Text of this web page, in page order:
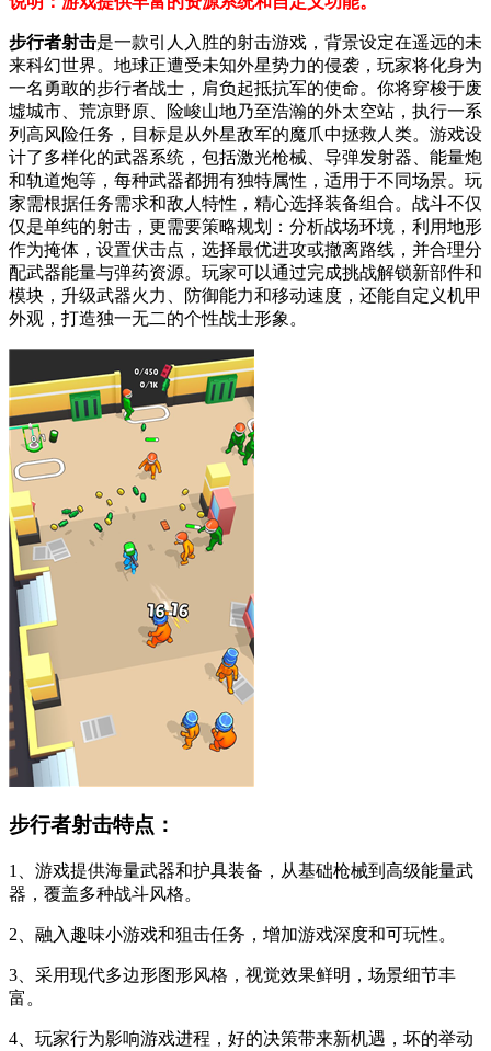
步行者射击是一款引人入胜的射击游戏，背景设定在遥远的未
来科幻世界。地球正遭受未知外星势力的侵袭，玩家将化身为
一名勇敢的步行者战士，肩负起抵抗军的使命。你将穿梭于废
墟城市、荒凉野原、险峻山地乃至浩瀚的外太空站，执行一系
列高风险任务，目标是从外星敌军的魔爪中拯救人类。游戏设
计了多样化的武器系统，包括激光枪械、导弹发射器、能量炮
和轨道炮等，每种武器都拥有独特属性，适用于不同场景。玩
家需根据任务需求和敌人特性，精心选择装备组合。战斗不仅
仅是单纯的射击，更需要策略规划：分析战场环境，利用地形
作为掩体，设置伏击点，选择最优进攻或撤离路线，并合理分
配武器能量与弹药资源。玩家可以通过完成挑战解锁新部件和
模块，升级武器火力、防御能力和移动速度，还能自定义机甲
外观，打造独一无二的个性战士形象。
步行者射击特点：
1、游戏提供海量武器和护具装备，从基础枪械到高级能量武
器，覆盖多种战斗风格。
2、融入趣味小游戏和狙击任务，增加游戏深度和可玩性。
3、采用现代多边形图形风格，视觉效果鲜明，场景细节丰
富。
4、玩家行为影响游戏进程，好的决策带来新机遇，坏的举动